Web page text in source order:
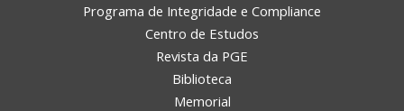
Programa de Integridade e Compliance
Centro de Estudos
Revista da PGE
Biblioteca
Memorial